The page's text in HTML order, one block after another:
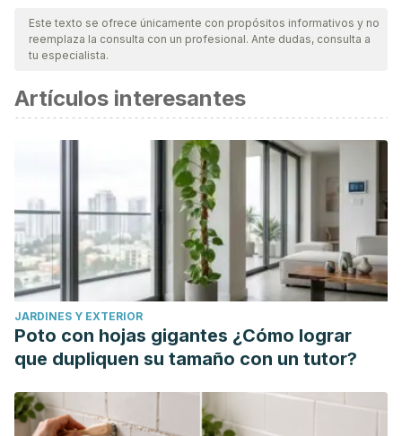
Este texto se ofrece únicamente con propósitos informativos y no
reemplaza la consulta con un profesional. Ante dudas, consulta a
tu especialista.
Artículos interesantes
JARDINES Y EXTERIOR
Poto con hojas gigantes ¿Cómo lograr
que dupliquen su tamaño con un tutor?